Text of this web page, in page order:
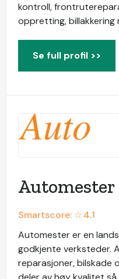
kontroll,
oppretting, billakkering
Se full profil >>
Automester
Smartscore: ☆4.1
Automester er en
godkjente verksteder.
reparasjoner, bilskade